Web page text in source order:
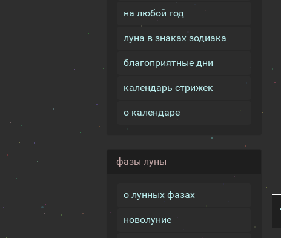
на любой год
луна в знаках зодиака
благоприятные дни
календарь стрижек
о календаре
фазы луны
о лунных фазах
новолуние